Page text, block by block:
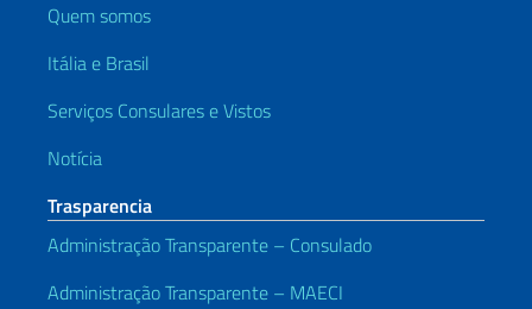
Quem somos
Itália e Brasil
Serviços Consulares e Vistos
Notícia
Trasparencia
Administração Transparente – Consulado
Administração Transparente – MAECI